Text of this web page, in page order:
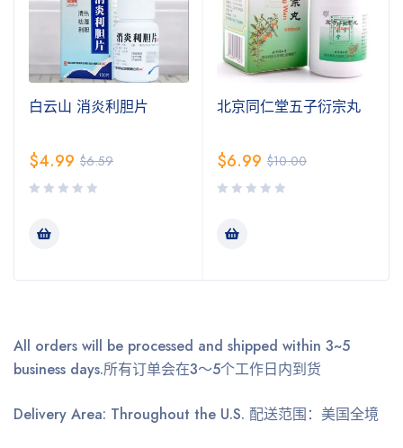
白云山 消炎利胆片
$6.59
$4.99
北京同仁堂五子衍宗丸
$10.00
$6.99
All orders will be processed and shipped within 3~5
business days.所有订单会在3～5个工作日内到货
Delivery Area: Throughout the U.S. 配送范围：美国全境